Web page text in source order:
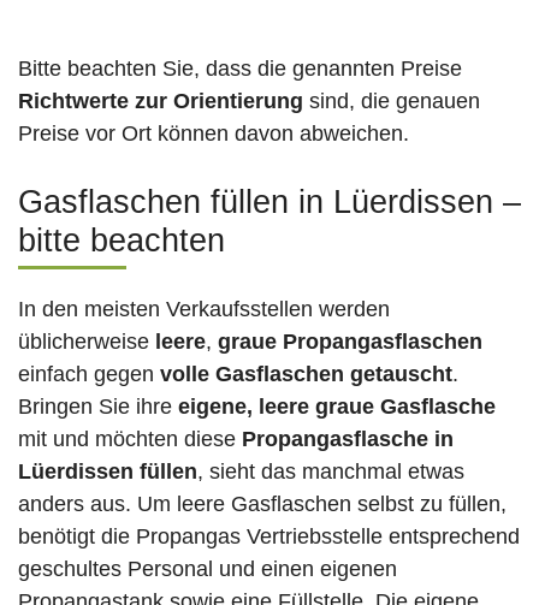
Bitte beachten Sie, dass die genannten Preise
Richtwerte zur Orientierung sind, die genauen
Preise vor Ort können davon abweichen.
Gasflaschen füllen in Lüerdissen –
bitte beachten
In den meisten Verkaufsstellen werden
üblicherweise leere, graue Propangasflaschen
einfach gegen volle Gasflaschen getauscht.
Bringen Sie ihre eigene, leere graue Gasflasche
mit und möchten diese Propangasflasche in
Lüerdissen füllen, sieht das manchmal etwas
anders aus. Um leere Gasflaschen selbst zu füllen,
benötigt die Propangas Vertriebsstelle entsprechend
geschultes Personal und einen eigenen